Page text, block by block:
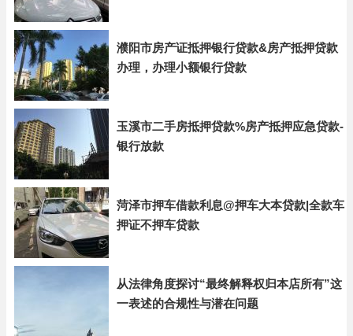
濮阳市房产证抵押银行贷款&房产抵押贷款
办理，办理小额银行贷款
玉溪市二手房抵押贷款%房产抵押应急贷款-
银行放款
菏泽市押车借款利息@押车大本贷款|全款车
押证不押车贷款
从法律角度探讨“最终解释权归本店所有”这
一表述的合规性与潜在问题